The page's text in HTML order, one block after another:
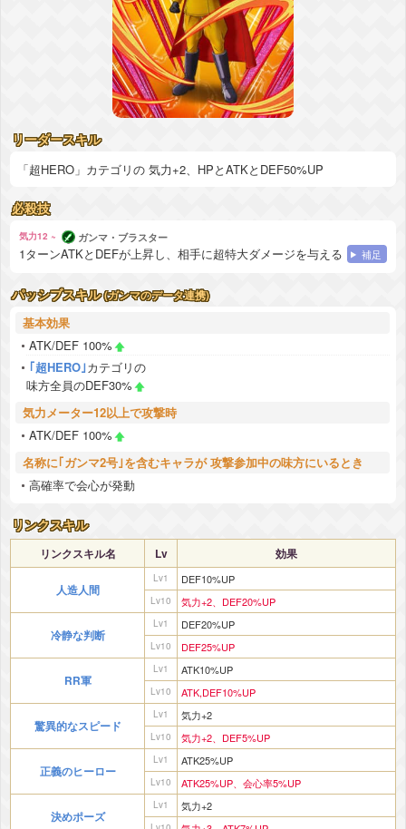
リーダースキル
「超HERO」カテゴリの 気力+2、HPとATKとDEF50%UP
必殺技
気力12 ~ ガンマ・ブラスター
1ターンATKとDEFが上昇し、相手に超特大ダメージを与える 補足
パッシブスキル (ガンマのデータ連携)
基本効果
ATK/DEF 100%
｢超HERO｣カテゴリの
味方全員のDEF30%
気力メーター12以上で攻撃時
ATK/DEF 100%
名称に｢ガンマ2号｣を含むキャラが 攻撃参加中の味方にいるとき
高確率で会心が発動
リンクスキル
リンクスキル名 Lv 効果
人造人間
Lv1 DEF10%UP
Lv10 気力+2、DEF20%UP
冷静な判断
Lv1 DEF20%UP
Lv10 DEF25%UP
RR軍
Lv1 ATK10%UP
Lv10 ATK,DEF10%UP
驚異的なスピード
Lv1 気力+2
Lv10 気力+2、DEF5%UP
正義のヒーロー
Lv1 ATK25%UP
Lv10 ATK25%UP、会心率5%UP
決めポーズ
Lv1 気力+2